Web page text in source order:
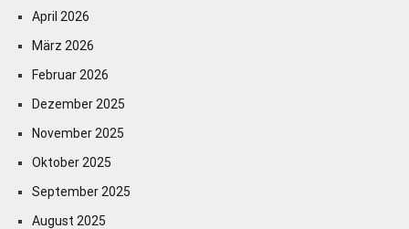
April 2026
März 2026
Februar 2026
Dezember 2025
November 2025
Oktober 2025
September 2025
August 2025